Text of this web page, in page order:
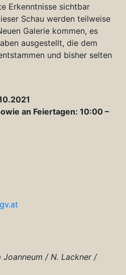
Erkenntnisse sichtbar
Schau werden teilweise
Galerie kommen, es
ausgestellt, die dem
und bisher selten
an Feiertagen: 10:00 –
Joanneum / N. Lackner /